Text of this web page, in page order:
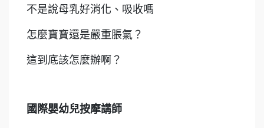
不是說母乳好消化、吸收嗎
怎麼寶寶還是嚴重脹氣？
這到底該怎麼辦啊？
國際嬰幼兒按摩講師